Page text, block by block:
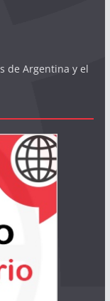
de Argentina y el